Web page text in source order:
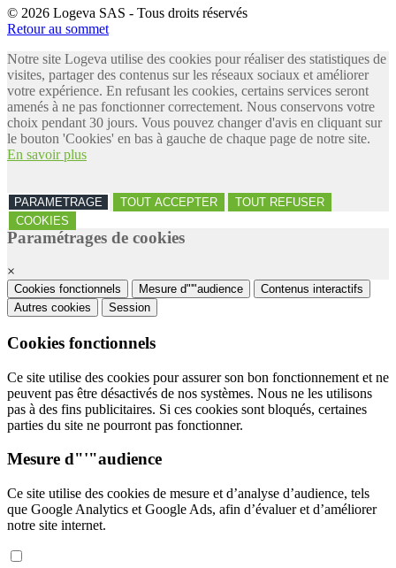
© 2026 Logeva SAS - Tous droits réservés
Retour au sommet
Notre site Logeva utilise des cookies pour réaliser des statistiques de
visites, partager des contenus sur les réseaux sociaux et améliorer
votre expérience. En refusant les cookies, certains services seront
amenés à ne pas fonctionner correctement. Nous conservons votre
choix pendant 30 jours. Vous pouvez changer d'avis en cliquant sur
le bouton 'Cookies' en bas à gauche de chaque page de notre site.
En savoir plus
PARAMETRAGE TOUT ACCEPTER
TOUT REFUSER
COOKIES
Paramétrages de cookies
×
Cookies fonctionnels Mesure d"'"audience
Contenus interactifs
Autres cookies
Session
Cookies fonctionnels
Ce site utilise des cookies pour assurer son bon fonctionnement et ne
peuvent pas être désactivés de nos systèmes. Nous ne les utilisons
pas à des fins publicitaires. Si ces cookies sont bloqués, certaines
parties du site ne pourront pas fonctionner.
Mesure d"'"audience
Ce site utilise des cookies de mesure et d’analyse d’audience, tels
que Google Analytics et Google Ads, afin d’évaluer et d’améliorer
notre site internet.